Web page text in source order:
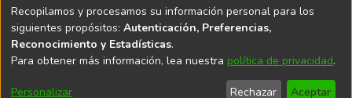
Recopilamos y procesamos su información personal para los
siguientes propósitos: Autenticación, Preferencias,
Reconocimiento y Estadísticas.
Para obtener más información, lea nuestra política de privacidad.
Personalizar Rechazar Aceptar